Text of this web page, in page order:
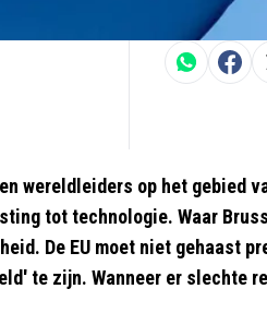
wereldleiders op het gebied
tot technologie. Waar
De EU moet niet gehaast
te zijn. Wanneer er slechte